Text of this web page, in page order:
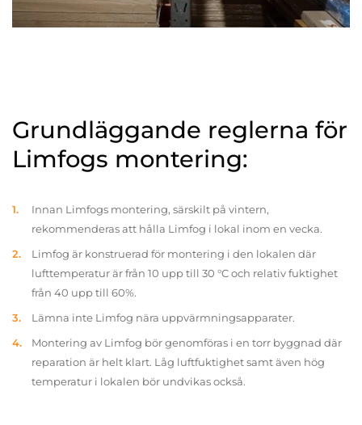
Grundläggande reglerna för
Limfogs montering:
Innan Limfogs montering, särskilt på vintern,
rekommenderas att hålla Limfog i lokal inom en vecka.
Limfog är konstruerad för montering i den lokalen där
lufttemperatur är från 10 upp till 30 °C och relativ fuktighet
från 40 upp till 60%.
Lämna inte Limfog nära uppvärmningsapparater.
Montering av Limfog bör genomföras i en torr byggnad där
reparation är helt klart. Låg luftfuktighet samt även hög
temperatur i lokalen bör undvikas också.